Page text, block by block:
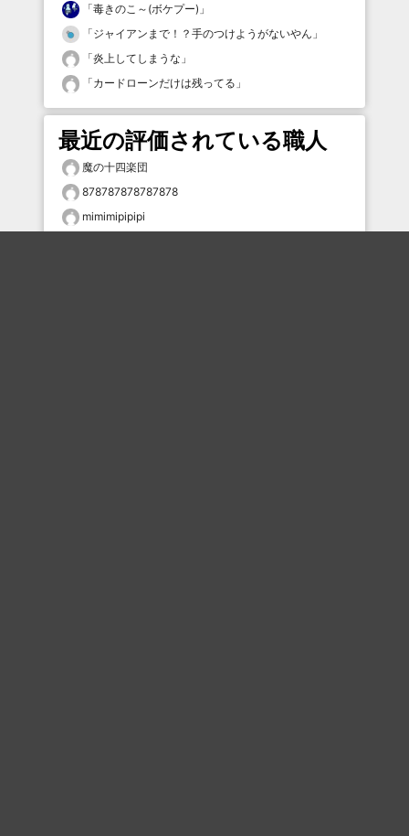
「毒きのこ～(ボケプー) 」
「ジャイアンまで！？手のつけようがないやん 」
「炎上してしまうな 」
「カードローンだけは残ってる 」
最近の評価されている職人
魔の十四楽団
878787878787878
mimimipipipi